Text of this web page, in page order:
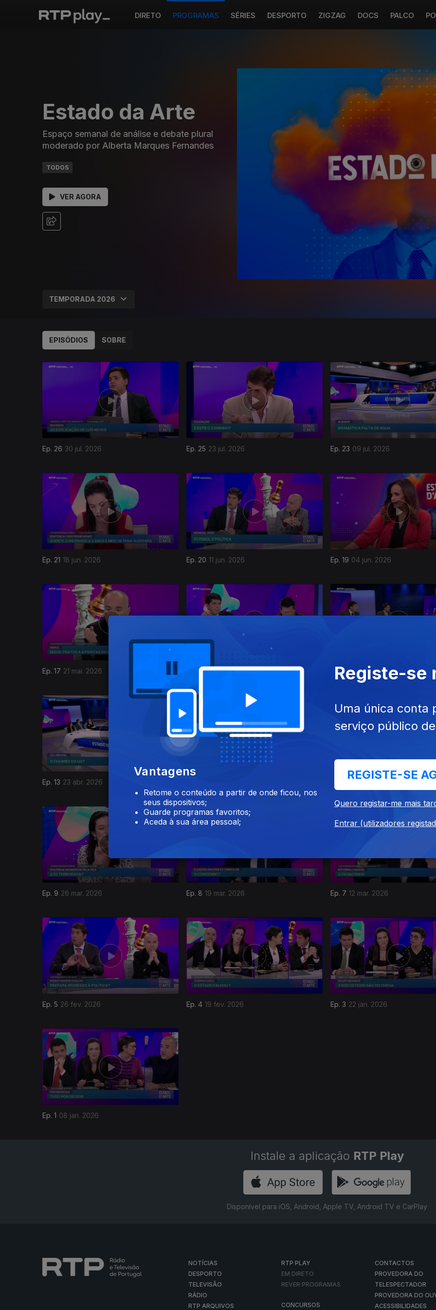
DIRETO PROGRAMAS SÉRIES DESPORTO ZIGZAG DOCS PALCO
Estado da Arte
Espaço semanal de análise e debate plural
moderado por Alberta Marques Fernandes
TODOS
VER AGORA
EPISÓDIOS SOBRE
Ep. 26 30 jul. 2026 Ep. 25 23 jul. 2026 Ep. 23 09 jul. 2026
Ep. 21 18 jun. 2026 Ep. 20 11 jun. 2026 Ep. 19 04 jun. 2026
Ep. 17 21 mai. 2026 Ep. 16 14 mai. 2026 Ep. 15 07 mai. 2026
926183
Ep. 13 23 abr. 2026
Ep. 9 26 mar. 2026 Ep. 8 19 mar. 2026 Ep. 7 12 mar. 2026
Ep. 5 26 fev. 2026 Ep. 4 19 fev. 2026 Ep. 3 22 jan. 2026
902613
Ep. 1 08 jan. 2026
901101
Instale a aplicação RTP Play
Disponível para iOS, Android, Apple TV, Android TV e CarPlay
NOTÍCIAS
DESPORTO
TELEVISÃO
RÁDIO
RTP ARQUIVOS
RTP PLAY
EM DIRETO
REVER PROGRAMAS
CONCURSOS
CONTACTOS
PROVEDORA DO
TELESPECTADOR
PROVEDORA DO
ACESSIBILIDADES
Vantagens
Retome o conteúdo a partir de onde ficou, nos
seus dispositivos;
Guarde programas favoritos;
Aceda à sua área pessoal;
Registe-se
Uma única conta
serviço público
REGISTE-SE
Quero registar-me mais
Entrar (utilizadores